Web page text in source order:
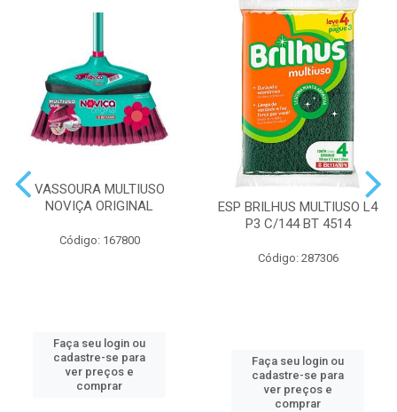
VASSOURA MULTIUSO
NOVIÇA ORIGINAL
Código: 167800
Faça seu login ou
cadastre-se para
ver preços e
comprar
ESP BRILHUS MULTIUSO L4
P3 C/144 BT 4514
Código: 287306
Faça seu login ou
cadastre-se para
ver preços e
comprar